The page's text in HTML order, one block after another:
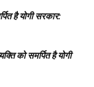
है योगी सरकार:
को समर्पित है योगी